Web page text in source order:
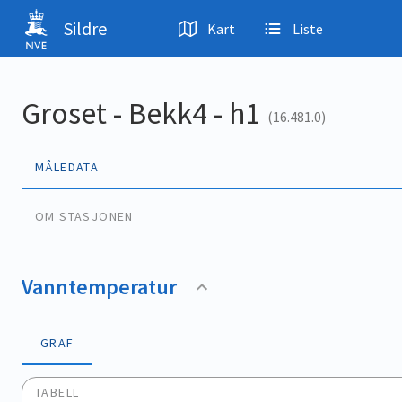
Hopp til hovedinnhold
Sildre Kart Liste
Groset - Bekk4 - h1 (16.481.0)
MÅLEDATA
OM STASJONEN
Vanntemperatur
GRAF
TABELL